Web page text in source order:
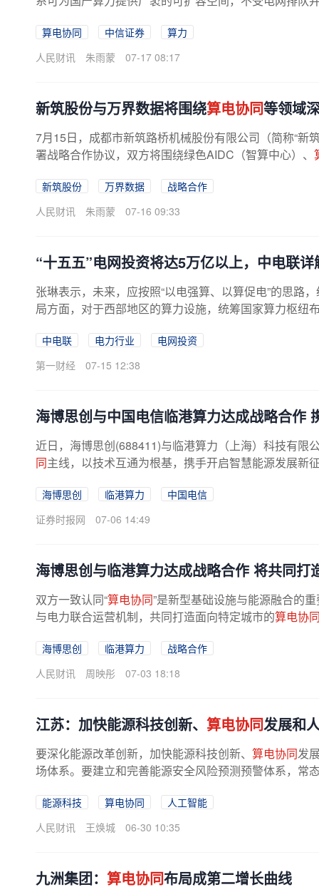
算电协同 中信证券
算力
人民财讯
朱雨蒙 07-17 08:17
新筑股份与万界数据将围绕算电协同等领域
7月15日，成都市新筑路桥机械股份有限公司（简称“新
署战略合作协议，双方将围绕绿色AIDC（智算中心）、
新筑股份 万界数据
战略合作
人民财讯
朱雨蒙 07-16 09:33
“十五五”电网投资将达5万亿以上，中电联详
张琳表示，未来，应按照“以电强算、以算促电”的思路
局方面，对于西部地区的算力设施，统筹国家算力枢纽
中电联 电力行业
电网投资
第一财经
07-15 12:38
海博思创与中国电信临港算力达成战略合作
近日，海博思创(688411)与临港算力（上海）科技有限
同主线，以技术互通为根基，携手开启智慧能源发展新
海博思创 临港算力
中国电信
证券时报网
07-06 14:49
海博思创与临港算力达成战略合作 将共同打
双方一致认同“算电协同”是新型基础设施与能源融合的
与电力联合运营机制，共同打造面向特定城市的算电协
海博思创 临港算力
战略合作
人民财讯
周映彤 07-03 18:18
江苏：加快能源科技创新、 算电协同发展和
要深化能源改革创新，加快能源科技创新、 算电协同发
场体系。要建立和完善能源安全风险预测预警体系，常
能源科技 算电协同
人工智能
人民财讯
王焕城 06-30 10:35
九洲集团： 算电协同布局成第二增长曲线